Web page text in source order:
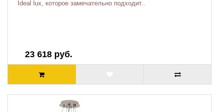
Ideal lux, которое замечательно подходит..
23 618 руб.